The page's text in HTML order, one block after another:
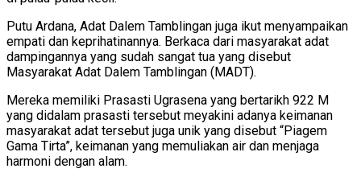
Putu Ardana, Adat Dalem Tamblingan juga ikut menyampaikan
empati dan keprihatinannya. Berkaca dari masyarakat adat
dampingannya yang sudah sangat tua yang disebut
Masyarakat Adat Dalem Tamblingan (MADT).
Mereka memiliki Prasasti Ugrasena yang bertarikh 922 M
yang didalam prasasti tersebut meyakini adanya keimanan
masyarakat adat tersebut juga unik yang disebut “Piagem
Gama Tirta”, keimanan yang memuliakan air dan menjaga
harmoni dengan alam.